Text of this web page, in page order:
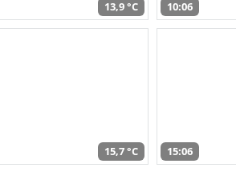
13,9 °C 10:06
15,7 °C 15:06